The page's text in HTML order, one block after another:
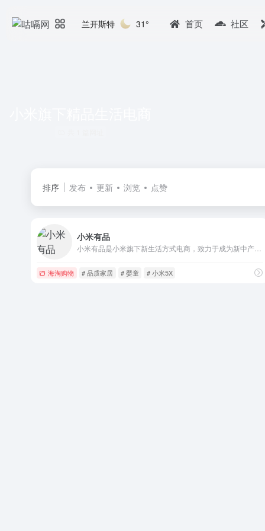
兰开斯特 31° 首页 社区
排序 发布 更新 浏览 点赞
小米有品
海淘购物 # 品质家居 # 婴童 # 小米5X